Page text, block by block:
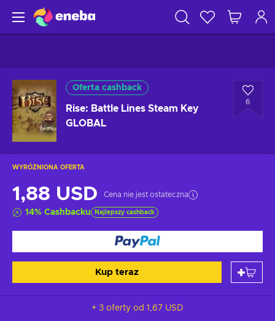
Oferta cashback
Rise: Battle Lines Steam Key
GLOBAL
6
WYRÓŻNIONA OFERTA
1,88 USD Cena nie jest ostateczna
14% Cashbacku Najlepszy cashback
Kup teraz
+ 3 oferty od 1,67 USD